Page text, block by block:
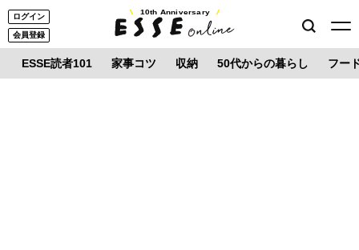
ログイン
会員登録
10th Anniversary
ESSE読者101 家事コツ 収納 50代からの暮らし フー